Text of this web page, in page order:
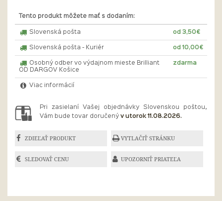
Tento produkt môžete mať s dodaním:
Slovenská pošta od 3,50€
Slovenská pošta - Kuriér od 10,00€
Osobný odber vo výdajnom mieste Brilliant
OD DARGOV Košice
zdarma
Viac informácií
Pri zasielaní Vašej objednávky Slovenskou poštou,
Vám bude tovar doručený v utorok 11.08.2026.
ZDIEĽAŤ PRODUKT VYTLAČIŤ STRÁNKU
SLEDOVAŤ CENU UPOZORNIŤ PRIATEĽA